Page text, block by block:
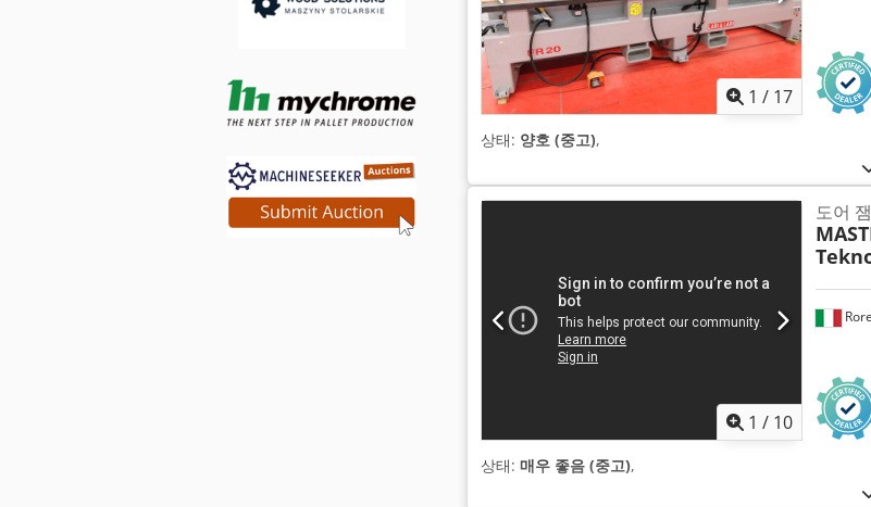
1 / 17
상태: 양호 (중고),
1 / 10
도어
상태: 매우 좋음 (중고),